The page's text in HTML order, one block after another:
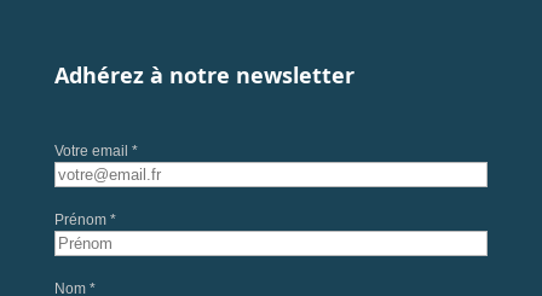
Adhérez à notre newsletter
Votre email *
Prénom *
Nom *